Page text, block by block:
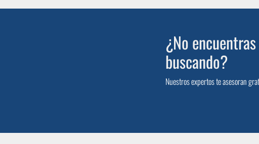
¿No
buscando?
Nuestros expertos te asesoran